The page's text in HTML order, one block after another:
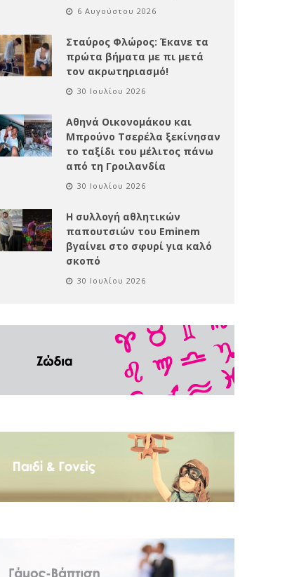
6 Αυγούστου 2026
Σταύρος Φλώρος: Έκανε τα
πρώτα βήματα με πι μετά
τον ακρωτηριασμό!
30 Ιουλίου 2026
Αθηνά Οικονομάκου και
Μπρούνο Τσερέλα ξεκίνησαν
το ταξίδι του μέλιτος πάνω
από τη Γροιλανδία
30 Ιουλίου 2026
Η συλλογή αθλητικών
παπουτσιών του Eminem
βγαίνει στο σφυρί για καλό
σκοπό
30 Ιουλίου 2026